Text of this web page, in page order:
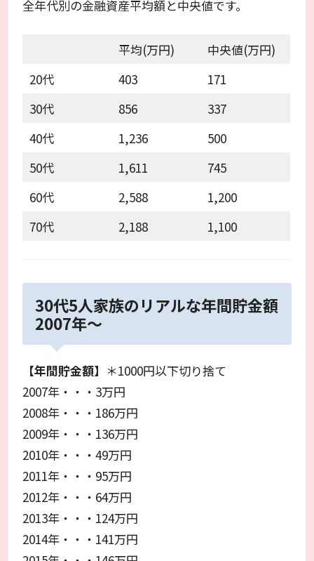
全年代別の金融資産平均額と中央値です。
平均(万円)
中央値(万円)
20代
403
171
30代
856
337
40代
1,236
500
50代
1,611
745
60代
2,588
1,200
70代
2,188 1,100
30代5人家族のリアルな年間貯金額
2007年～
【年間貯金額】 ＊1000円以下切り捨て
2007年・・・3万円
2008年・・・186万円
2009年・・・136万円
2010年・・・49万円
2011年・・・95万円
2012年・・・64万円
2013年・・・124万円
2014年・・・141万円